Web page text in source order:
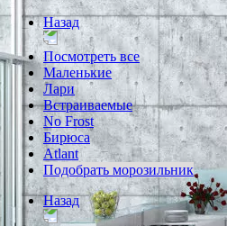
Назад
Посмотреть все
Маленькие
Лари
Встраиваемые
No Frost
Бирюса
Atlant
Подобрать морозильник
Назад